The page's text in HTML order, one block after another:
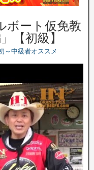
ボート仮免教
【初級】
～中級者オススメ